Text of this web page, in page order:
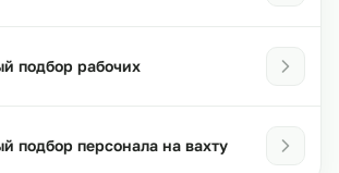
подбор рабочих
подбор персонала на вахту